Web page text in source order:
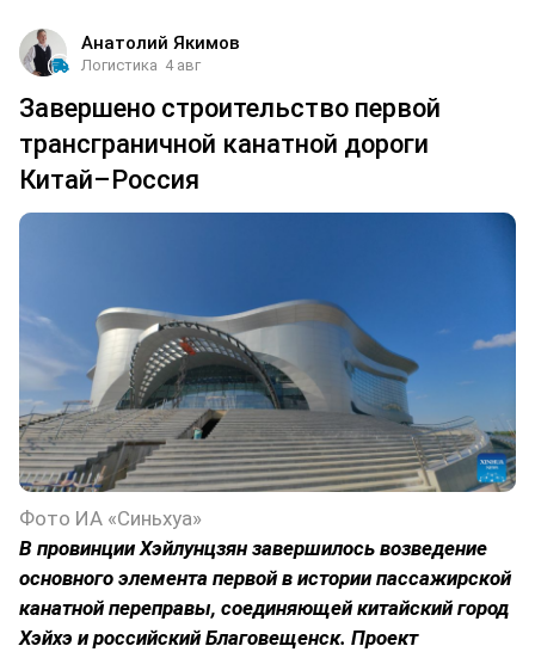
Анатолий Якимов
Логистика 4 авг
Завершено строительство первой
трансграничной канатной дороги
Китай–Россия
Фото ИА «Синьхуа»
В провинции Хэйлунцзян завершилось возведение
основного элемента первой в истории пассажирской
канатной переправы, соединяющей китайский город
Хэйхэ и российский Благовещенск. Проект